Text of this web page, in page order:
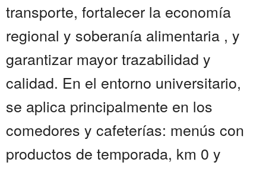
transporte, fortalecer la economía
regional y soberanía alimentaria , y
garantizar mayor trazabilidad y
calidad. En el entorno universitario,
se aplica principalmente en los
comedores y cafeterías: menús con
productos de temporada, km 0 y